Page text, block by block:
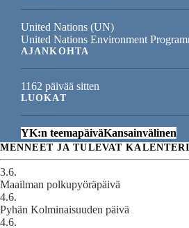
United Nations (UN)
United Nations Environment
AJANKOHTA
1162 päivää sitten
LUOKAT
YK:n teemapäiväKansainvälinen
MENNEET JA TULEVAT
3.6.
Maailman polkupyöräpäivä
4.6.
Pyhän Kolminaisuuden päivä
4.6.